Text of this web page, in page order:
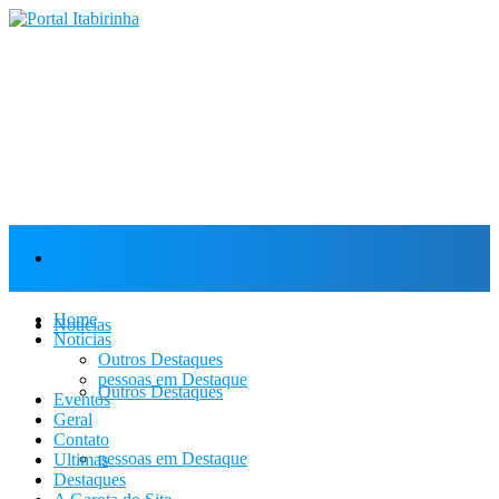
Notícias
Outros Destaques
pessoas em Destaque
Home
Notícias
Outros Destaques
pessoas em Destaque
Eventos
Geral
Contato
Ultimas
Destaques